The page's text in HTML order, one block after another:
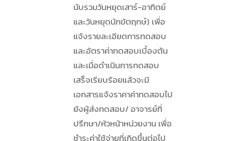
นับรวมวันหยุดเสาร์-อาทิตย์
และวันหยุดนักขัตฤกษ์) เพื่อ
แจ้งรายละเอียดการทดสอบ
และอัตราค่าทดสอบเบื้องต้น
และเมื่อดำเนินการทดสอบ
เสร็จเรียบร้อยแล้วจะมี
เอกสารแจ้งราคาค่าทดสอบไป
ยังผู้ส่งทดสอบ/ อาจารย์ที่
ปรึกษา/หัวหน้าหน่วยงาน เพื่อ
ชำระค่าใช้จ่ายที่เกิดขึ้นต่อไป